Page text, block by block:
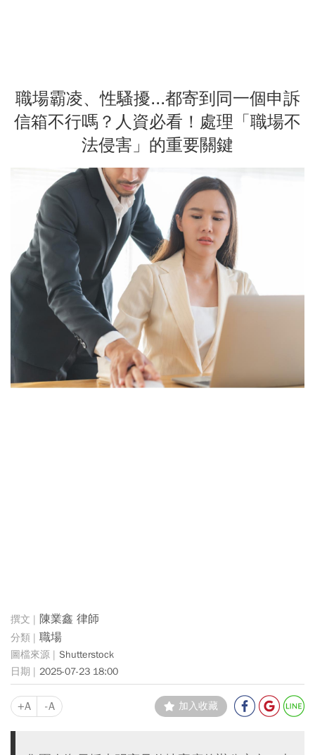
職場霸凌、性騷擾...都寄到同一個申訴
信箱不行嗎？人資必看！處理「職場不
法侵害」的重要關鍵
陳業鑫 律師
職場
Shutterstock
2025-07-23 18:00
+A -A 加入收藏